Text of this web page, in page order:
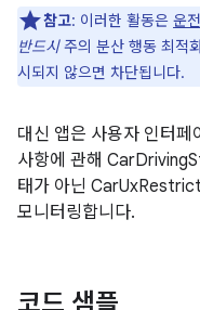
참고: 이러한 활동은 운
반드시주의 분산 행동 최적
시되지 않으면 차단됩니다.
대신 앱은 사용자 인터
사항에 관해
태가 아닌
모니터링합니다.
코드 샘플